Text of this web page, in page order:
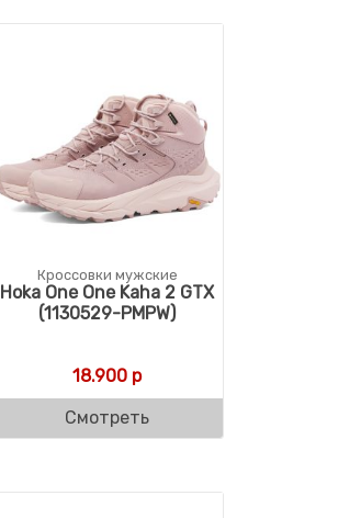
Кроссовки мужские
Hoka One One Kaha 2 GTX
(1130529-PMPW)
18.900 р
Смотреть